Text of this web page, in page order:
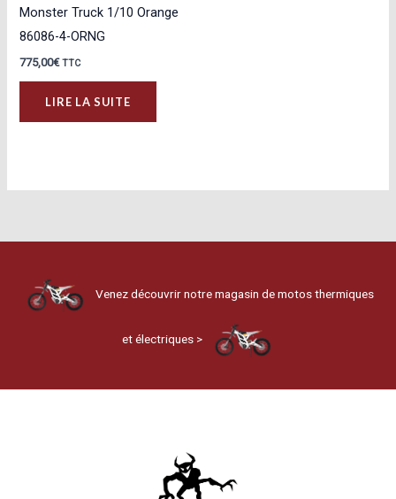
Monster Truck 1/10 Orange
86086-4-ORNG
775,00€ TTC
LIRE LA SUITE
Venez découvrir notre magasin de motos thermiques
et électriques >